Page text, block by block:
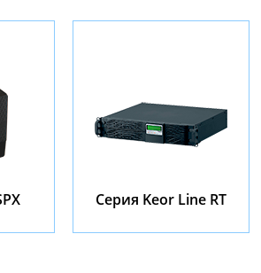
Серия Keor Line RT